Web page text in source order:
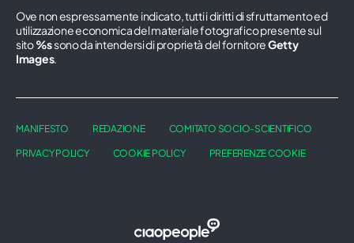
Ove non espressamente indicato, tutti i diritti di sfruttamento ed
utilizzazione economica del materiale fotografico presente sul
sito%ssono da intendersi di proprietà del fornitoreGetty
Images.
MANIFESTO REDAZIONE COMITATO SOCIO-SCIENTIFICO
PRIVACY POLICY COOKIE POLICY PREFERENZE COOKIE